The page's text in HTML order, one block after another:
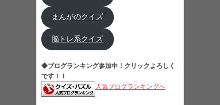
まんがのクイズ
脳トレ系クイズ
◆ブログランキング参加中！クリックよろしく
です！！
人気ブログランキングへ